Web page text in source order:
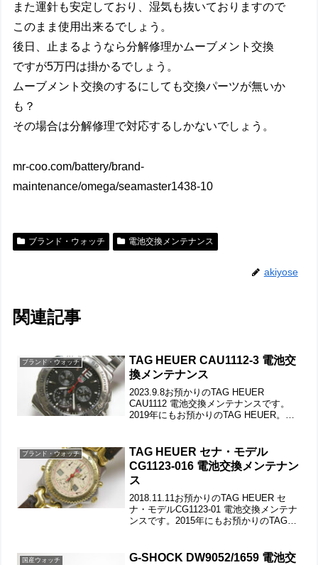
また運針も安定しており、湿気も抜いておりますので
このまま使用出来るでしょう。
後日、止まるようなら分解修理かムーブメント交換
ですが5万円は掛かるでしょう。
ムーブメント交換のするにしても交換パーツが無いか
も？
その場合は分解修理で対応するしかないでしょう。
mr-coo.com/battery/brand-
maintenance/omega/seamaster1438-10
ブランド・ウォッチ 電池交換メンテナンス
akiyose
関連記事
ブランド・ウォッチ
TAG HEUER CAU1112-3 電池交
換メンテナンス
2023.9.8お預かりのTAG HEUER
CAU1112 電池交換メンテナンスです。
2019年にもお預かりのTAG HEUER。今
時間が取れず時間の経過の間に洗浄前...
ブランド・ウォッチ
TAG HEUER セナ・モデル
CG1123-016 電池交換メンテナン
ス
2018.11.11お預かりのTAG HEUER セ
ナ・モデルCG1123-01 電池交換メンテナ
ンスです。2015年にもお預かりのTAG
す。竜頭の動きをチェック...
国産ウォッチ
G-SHOCK DW9052/1659 電池交